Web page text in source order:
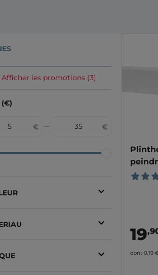
Afficher les promotions (3)
(€)
Noir
Pvc
19
dont 0,19 €